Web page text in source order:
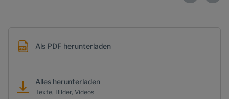
Als PDF herunterladen
Alles herunterladen
Texte, Bilder, Videos